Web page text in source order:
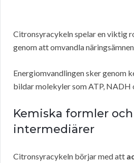
Citronsyracykeln spelar en viktig
genom att omvandla
Energiomvandlingen sker genom
bildar molekyler som ATP, NADH
Kemiska formler och
intermediärer
Citronsyracykeln börjar med att